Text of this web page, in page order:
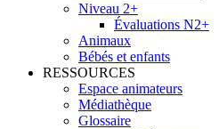
Niveau 2+
Évaluations N2+
Animaux
Bébés et enfants
RESSOURCES
Espace animateurs
Médiathèque
Glossaire